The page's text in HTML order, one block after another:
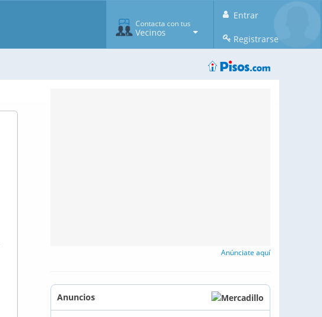
Entrar
Registrarse
Contacta con tus
Vecinos
Anúnciate aquí
Anuncios